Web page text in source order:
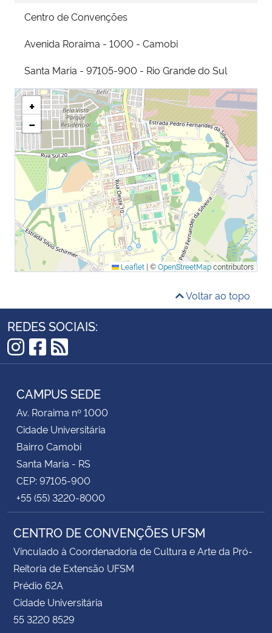
Centro de Convenções
Avenida Roraima - 1000 - Camobi
Santa Maria - 97105-900 - Rio Grande do Sul
+
−
Leaflet | ©OpenStreetMapcontributors
Voltar ao topo
REDES SOCIAIS:
Instagram
Facebook
RSS
CAMPUS SEDE
Av. Roraima nº 1000
Cidade Universitária
Bairro Camobi
Santa Maria - RS
CEP: 97105-900
+55 (55) 3220-8000
CENTRO DE CONVENÇÕES UFSM
Vinculado à Coordenadoria de Cultura e Arte da Pró-
Reitoria de Extensão UFSM
Prédio 62A
Cidade Universitária
55 3220 8529